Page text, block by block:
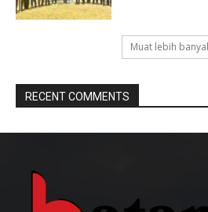
Muat lebih
RECENT COMMENTS